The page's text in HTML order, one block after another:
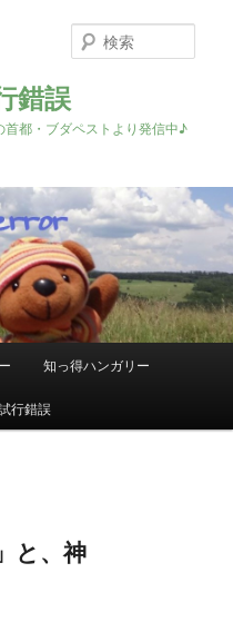
錯誤
都・ブダペストより発信中♪
索
知っ得ハンガリー
行錯誤
と、神